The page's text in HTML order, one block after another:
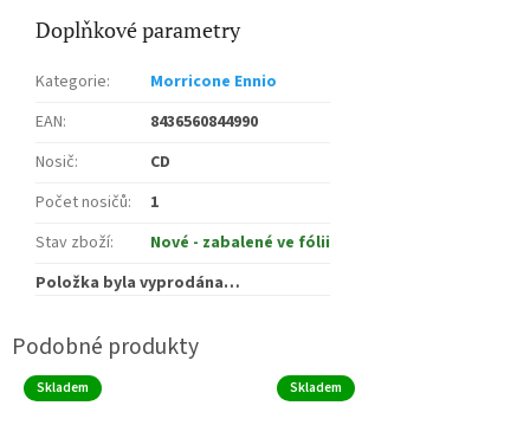
Doplňkové parametry
Kategorie:
Morricone Ennio
EAN:
8436560844990
Nosič:
CD
Počet nosičů:
1
Stav zboží:
Nové - zabalené ve fólii
Položka byla vyprodána…
Skladem Skladem